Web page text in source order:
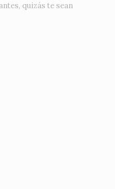
quizás te sean